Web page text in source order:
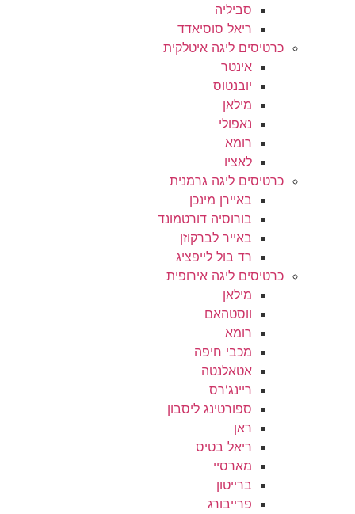
סביליה
ריאל סוסיאדד
כרטיסים ליגה איטלקית
אינטר
יובנטוס
מילאן
נאפולי
רומא
לאציו
כרטיסים ליגה גרמנית
באיירן מינכן
בורוסיה דורטמונד
באייר לברקוזן
רד בול לייפציג
כרטיסים ליגה אירופית
מילאן
ווסטהאם
רומא
מכבי חיפה
אטאלנטה
ריינג'רס
ספורטינג ליסבון
ראן
ריאל בטיס
מארסיי
ברייטון
פרייבורג